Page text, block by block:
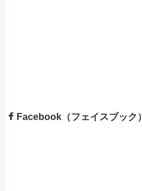
Facebook（フェイスブック）